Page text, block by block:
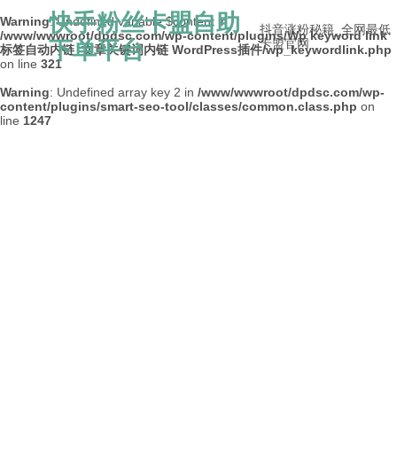
Warning: Undefined variable $content in
/www/wwwroot/dpdsc.com/wp-content/plugins/Wp keyword link
标签自动内链_文章关键词内链 WordPress插件/wp_keywordlink.php
on line 321
Warning: Undefined array key 2 in /www/wwwroot/dpdsc.com/wp-
content/plugins/smart-seo-tool/classes/common.class.php on
line 1247
快手粉丝卡盟自助
下单平台
抖音涨粉秘籍_全网最低
卡盟官网